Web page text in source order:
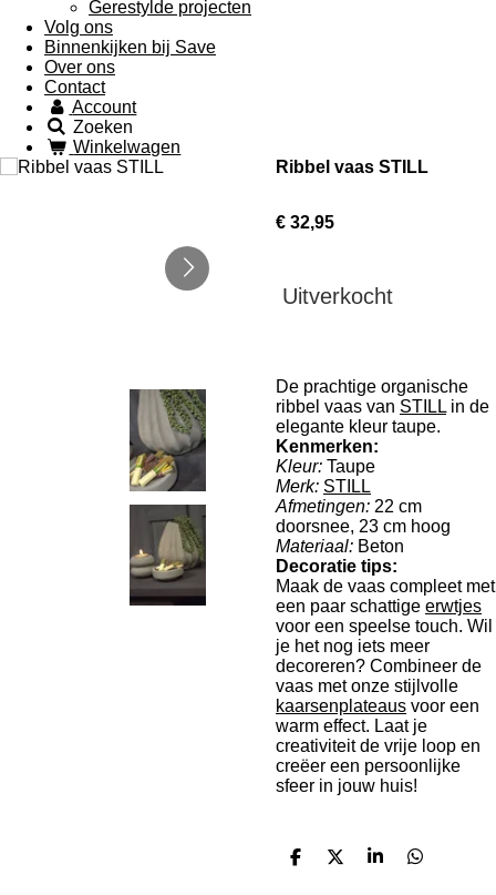
Gerestylde projecten
Volg ons
Binnenkijken bij Save
Over ons
Contact
Account
Zoeken
Winkelwagen
Ribbel vaas STILL
€ 32,95
Uitverkocht
De prachtige organische
ribbel vaas van STILL in de
elegante kleur taupe.
Kenmerken:
Kleur: Taupe
Merk: STILL
Afmetingen: 22 cm
doorsnee, 23 cm hoog
Materiaal: Beton
Decoratie tips:
Maak de vaas compleet met
een paar schattige erwtjes
voor een speelse touch. Wil
je het nog iets meer
decoreren? Combineer de
vaas met onze stijlvolle
kaarsenplateaus voor een
warm effect. Laat je
creativiteit de vrije loop en
creëer een persoonlijke
sfeer in jouw huis!
D
D
S
D